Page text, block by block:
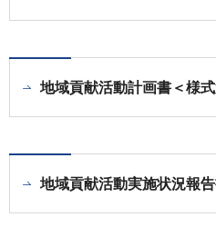
地域貢献活動計画書＜様
地域貢献活動実施状況報